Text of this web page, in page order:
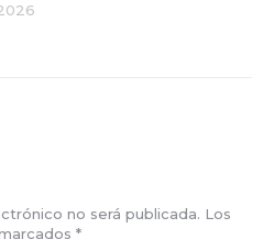
no será publicada. Los
*